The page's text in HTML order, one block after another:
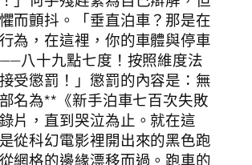
而顫抖。「垂直泊車？那是在
為，在這裡，你的車體與停車
八十九點七度！按照維度法
受懲罰！」懲罰的內容是：無
名為**《新手泊車七百次失敗
片，直到哭泣為止。就在這
從科幻電影裡開出來的黑色跑
網格的邊緣漂移而過。跑車的